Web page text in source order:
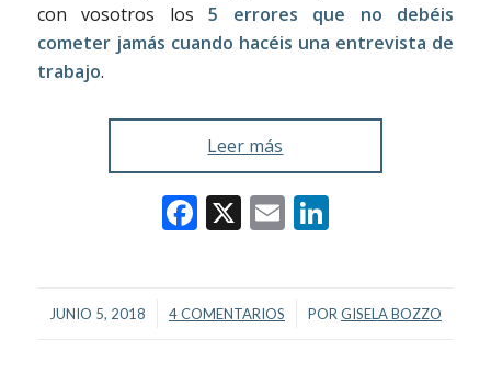
con vosotros los 5 errores que no debéis
cometer jamás cuando hacéis una entrevista de
trabajo.
Leer más
Facebook
X EmailLinkedIn
JUNIO 5, 2018
/ 4 COMENTARIOS
/ POR GISELA BOZZO